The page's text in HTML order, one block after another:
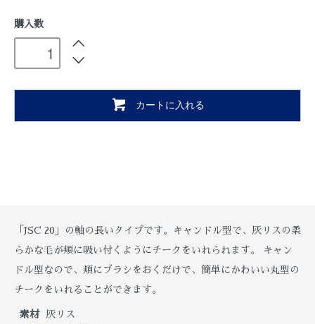
購入数
カートに入れる
「JSC 20」の軸の長いタイプです。キャンドル型で、灰リスの柔
らかな毛が頬に吸い付くようにチークをいれられます。 キャン
ドル型なので、頬にブラシをおくだけで、簡単にかわいい丸型の
チークをいれることができます。
素材
灰リス